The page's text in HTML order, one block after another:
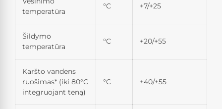
temperatūra
°C +7/+25
Šildymo
temperatūra
°C +20/+55
Karšto vandens
ruošimas* (iki 80°C
integruojant teną)
°C +40/+55